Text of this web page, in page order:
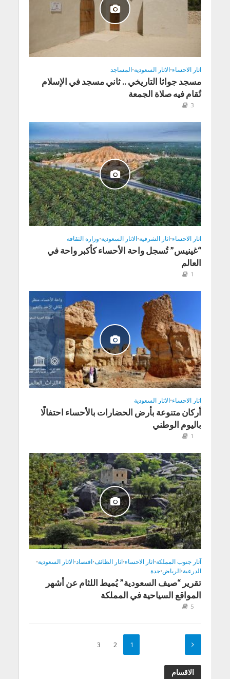
اثار الاحساء•الاثار السعودية•المساجد
مسجد جواثا التاريخي .. ثاني مسجد في الإسلام
تُقام فيه صلاة الجمعة
3
اثار الاحساء•اثار الشرقية•الاثار السعودية•وزارة الثقافة
“غينيس” تُسجل واحة الأحساء كأكبر واحة في
العالم
1
اثار الاحساء•الاثار السعودية
أركان متنوعة بأرض الحضارات بالأحساء احتفالًا
باليوم الوطني
1
آثار جنوب المملكة•اثار الاحساء•اثار الظائف•اقتصاد•الاثار السعودية•
الدرعية•الرياض•جدة
تقرير “صيف السعودية” يُميط اللثام عن أشهر
المواقع السياحية في المملكة
5
1
2
3
الاقسام